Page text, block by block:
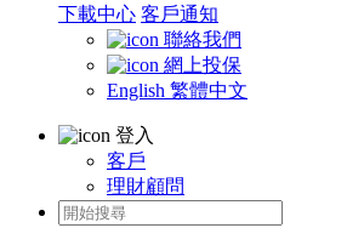
下載中心 客戶通知
聯絡我們
網上投保
English 繁體中文
登入
客戶
理財顧問